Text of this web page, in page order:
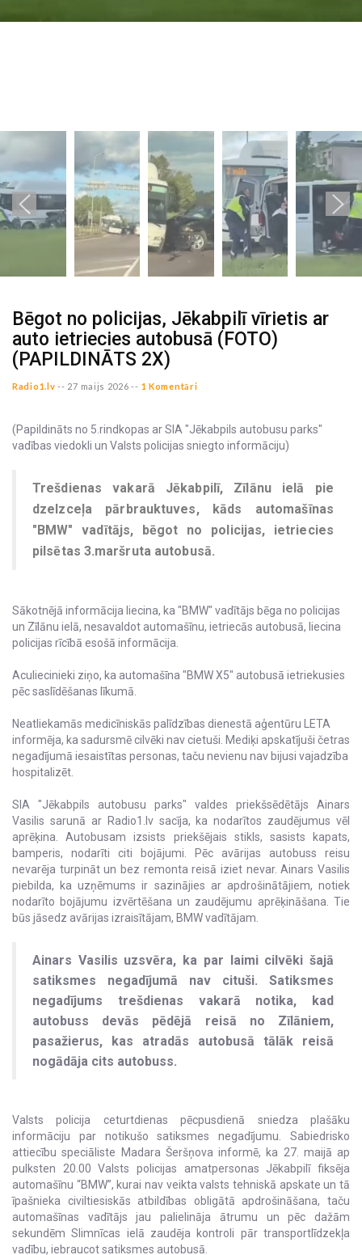
Bēgot no policijas, Jēkabpilī vīrietis ar
auto ietriecies autobusā (FOTO)
(PAPILDINĀTS 2X)
Radio1.lv -- 27 maijs 2026 -- 1 Komentāri
(Papildināts no 5.rindkopas ar SIA "Jēkabpils autobusu parks"
vadības viedokli un Valsts policijas sniegto informāciju)
Trešdienas vakarā Jēkabpilī, Zīlānu ielā pie
dzelzceļa pārbrauktuves, kāds automašīnas
"BMW" vadītājs, bēgot no policijas, ietriecies
pilsētas 3.maršruta autobusā.
Sākotnējā informācija liecina, ka "BMW" vadītājs bēga no policijas
un Zīlānu ielā, nesavaldot automašīnu, ietriecās autobusā, liecina
policijas rīcībā esošā informācija.
Aculiecinieki ziņo, ka automašīna "BMW X5" autobusā ietriekusies
pēc saslīdēšanas līkumā.
Neatliekamās medicīniskās palīdzības dienestā aģentūru LETA
informēja, ka sadursmē cilvēki nav cietuši. Mediķi apskatījuši četras
negadījumā iesaistītas personas, taču nevienu nav bijusi vajadzība
hospitalizēt.
SIA "Jēkabpils autobusu parks" valdes priekšsēdētājs Ainars
Vasilis sarunā ar Radio1.lv sacīja, ka nodarītos zaudējumus vēl
aprēķina. Autobusam izsists priekšējais stikls, sasists kapats,
bamperis, nodarīti citi bojājumi. Pēc avārijas autobuss reisu
nevarēja turpināt un bez remonta reisā iziet nevar. Ainars Vasilis
piebilda, ka uzņēmums ir sazinājies ar apdrošinātājiem, notiek
nodarīto bojājumu izvērtēšana un zaudējumu aprēķināšana. Tie
būs jāsedz avārijas izraisītājam, BMW vadītājam.
Ainars Vasilis uzsvēra, ka par laimi cilvēki šajā
satiksmes negadījumā nav cituši. Satiksmes
negadījums trešdienas vakarā notika, kad
autobuss devās pēdējā reisā no Zīlāniem,
pasažierus, kas atradās autobusā tālāk reisā
nogādāja cits autobuss.
Valsts policija ceturtdienas pēcpusdienā sniedza plašāku
informāciju par notikušo satiksmes negadījumu. Sabiedrisko
attiecību speciāliste Madara Šeršņova informē, ka 27. maijā ap
pulksten 20.00 Valsts policijas amatpersonas Jēkabpilī fiksēja
automašīnu “BMW”, kurai nav veikta valsts tehniskā apskate un tā
īpašnieka civiltiesiskās atbildības obligātā apdrošināšana, taču
automašīnas vadītājs jau palielināja ātrumu un pēc dažām
sekundēm Slimnīcas ielā zaudēja kontroli pār transportlīdzekļa
vadību, iebraucot satiksmes autobusā.